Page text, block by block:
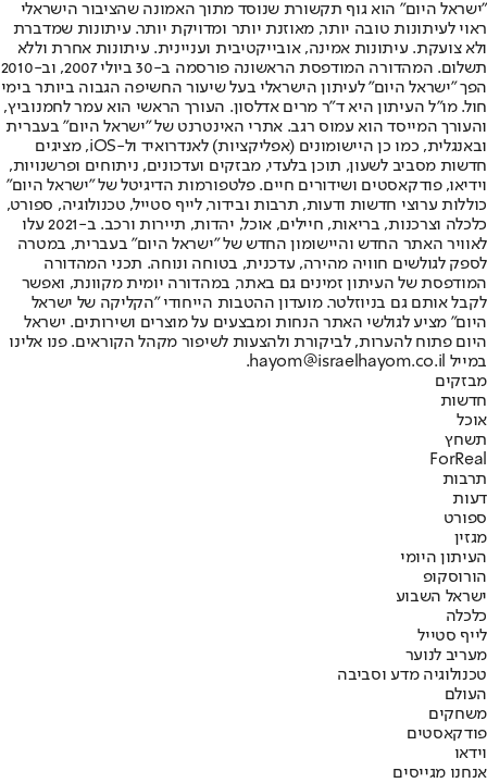
"ישראל היום" הוא גוף תקשורת שנוסד מתוך האמונה שהציבור הישראלי
ראוי לעיתונות טובה יותר, מאוזנת יותר ומדויקת יותר. עיתונות שמדברת
ולא צועקת. עיתונות אמינה, אובייקטיבית ועניינית. עיתונות אחרת וללא
תשלום. המהדורה המודפסת הראשונה פורסמה ב-30 ביולי 2007, וב-2010
הפך "ישראל היום" לעיתון הישראלי בעל שיעור החשיפה הגבוה ביותר בימי
חול. מו"ל העיתון היא ד"ר מרים אדלסון. העורך הראשי הוא עמר לחמנוביץ,
והעורך המייסד הוא עמוס רגב. אתרי האינטרנט של "ישראל היום" בעברית
ובאנגלית, כמו כן היישומונים (אפליקציות) לאנדרואיד ול-iOS, מציגים
חדשות מסביב לשעון, תוכן בלעדי, מבזקים ועדכונים, ניתוחים ופרשנויות,
וידיאו, פודקאסטים ושידורים חיים. פלטפורמות הדיגיטל של "ישראל היום"
כוללות ערוצי חדשות ודעות, תרבות ובידור, לייף סטייל, טכנולוגיה, ספורט,
כלכלה וצרכנות, בריאות, חיילים, אוכל, יהדות, תיירות ורכב. ב-2021 עלו
לאוויר האתר החדש והיישומון החדש של "ישראל היום" בעברית, במטרה
לספק לגולשים חוויה מהירה, עדכנית, בטוחה ונוחה. תכני המהדורה
המודפסת של העיתון זמינים גם באתר, במהדורה יומית מקוונת, ואפשר
לקבל אותם גם בניוזלטר. מועדון ההטבות הייחודי "הקליקה של ישראל
היום" מציע לגולשי האתר הנחות ומבצעים על מוצרים ושירותים. ישראל
היום פתוח להערות, לביקורת ולהצעות לשיפור מקהל הקוראים. פנו אלינו
במייל hayom@israelhayom.co.il.
מבזקים
חדשות
אוכל
תשחץ
ForReal
תרבות
דעות
ספורט
מגזין
העיתון היומי
הורוסקופ
ישראל השבוע
כלכלה
לייף סטייל
מעריב לנוער
טכנולוגיה מדע וסביבה
העולם
משחקים
פודקאסטים
וידאו
אנחנו מגייסים